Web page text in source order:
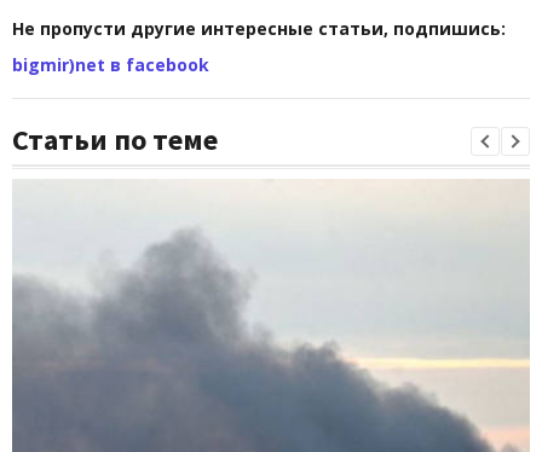
Не пропусти другие интересные статьи, подпишись:
bigmir)net в facebook
Статьи по теме